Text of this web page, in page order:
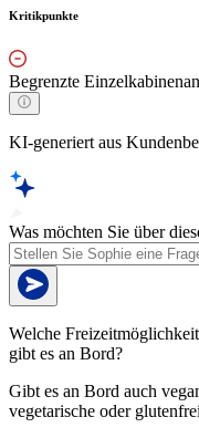
Kritikpunkte
Begrenzte
KI-generiert aus
Was möchten Sie über
Welche
gibt es an Bord?
Gibt es an Bord auch
vegetarische oder